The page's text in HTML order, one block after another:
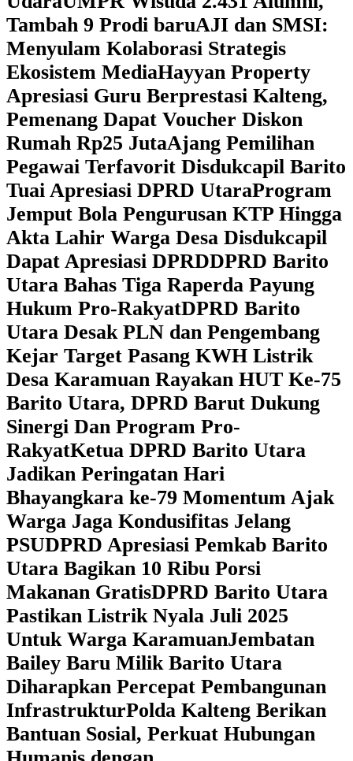
Tambah 9 Prodi baruAJI dan SMSI:
Menyulam Kolaborasi Strategis
Ekosistem MediaHayyan Property
Apresiasi Guru Berprestasi Kalteng,
Pemenang Dapat Voucher Diskon
Rumah Rp25 JutaAjang Pemilihan
Pegawai Terfavorit Disdukcapil Barito
Tuai Apresiasi DPRD UtaraProgram
Jemput Bola Pengurusan KTP Hingga
Akta Lahir Warga Desa Disdukcapil
Dapat Apresiasi DPRDDPRD Barito
Utara Bahas Tiga Raperda Payung
Hukum Pro-RakyatDPRD Barito
Utara Desak PLN dan Pengembang
Kejar Target Pasang KWH Listrik
Desa Karamuan Rayakan HUT Ke-75
Barito Utara, DPRD Barut Dukung
Sinergi Dan Program Pro-
RakyatKetua DPRD Barito Utara
Jadikan Peringatan Hari
Bhayangkara ke-79 Momentum Ajak
Warga Jaga Kondusifitas Jelang
PSUDPRD Apresiasi Pemkab Barito
Utara Bagikan 10 Ribu Porsi
Makanan GratisDPRD Barito Utara
Pastikan Listrik Nyala Juli 2025
Untuk Warga KaramuanJembatan
Bailey Baru Milik Barito Utara
Diharapkan Percepat Pembangunan
InfrastrukturPolda Kalteng Berikan
Bantuan Sosial, Perkuat Hubungan